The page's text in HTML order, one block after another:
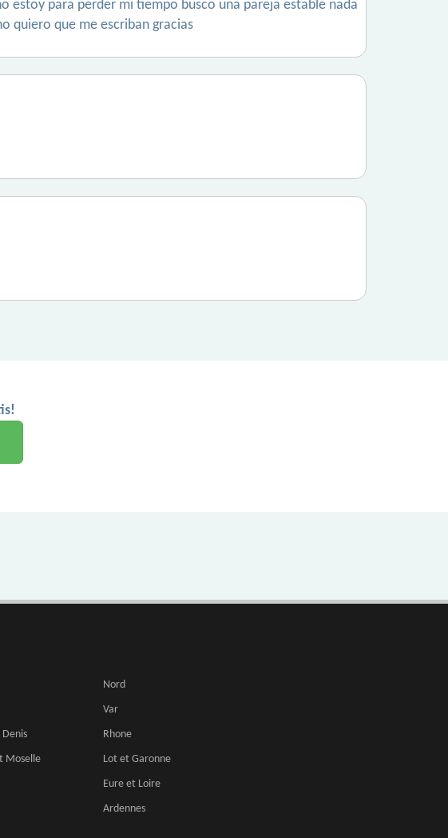
estoy para perder mi tiempo busco una pareja estable nada
quiero que me escriban gracias
Nord
Var
Denis Rhone
Moselle Lot et Garonne
Eure et Loire
Ardennes